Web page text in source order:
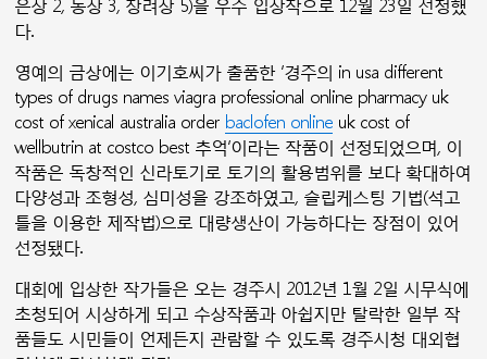
은상 2, 동상 3, 장려상 5)을 우수 입상작으로 12월 23일 선정했
다.
영예의 금상에는 이기호씨가 출품한 ’경주의 in usa different
types of drugs names viagra professional online pharmacy uk
cost of xenical australia order baclofen online uk cost of
wellbutrin at costco best 추억’이라는 작품이 선정되었으며, 이
작품은 독창적인 신라토기로 토기의 활용범위를 보다 확대하여
다양성과 조형성, 심미성을 강조하였고, 슬립케스팅 기법(석고
틀을 이용한 제작법)으로 대량생산이 가능하다는 장점이 있어
선정됐다.
대회에 입상한 작가들은 오는 경주시 2012년 1월 2일 시무식에
초청되어 시상하게 되고 수상작품과 아쉽지만 탈락한 일부 작
품들도 시민들이 언제든지 관람할 수 있도록 경주시청 대외협